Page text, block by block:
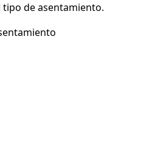
de asentamiento.